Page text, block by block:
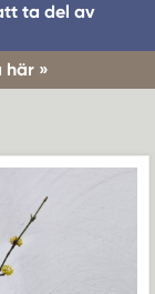
ta del av
här »